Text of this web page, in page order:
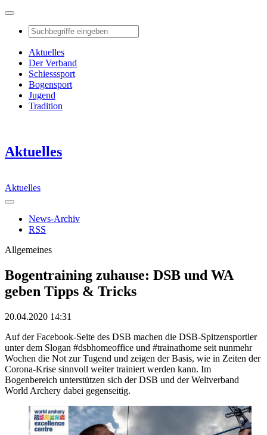
Aktuelles
Der Verband
Schiesssport
Bogensport
Jugend
Tradition
Aktuelles
Aktuelles
News-Archiv
RSS
Allgemeines
Bogentraining zuhause: DSB und WA
geben Tipps & Tricks
20.04.2020 14:31
Auf der Facebook-Seite des DSB machen die DSB-Spitzensportler
unter dem Slogan #dsbhomeoffice und #trainathome seit nunmehr
Wochen die Not zur Tugend und zeigen der Basis, wie in Zeiten der
Corona-Krise sinnvoll weiter trainiert werden kann. Im
Bogenbereich unterstützen sich der DSB und der Weltverband
World Archery dabei gegenseitig.